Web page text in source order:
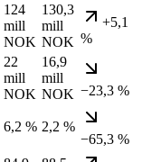
124
mill
NOK
130,3
mill
NOK
+5,1
%
22
mill
NOK
16,9
mill
NOK −23,3 %
6,2 % 2,2 %
−65,3 %